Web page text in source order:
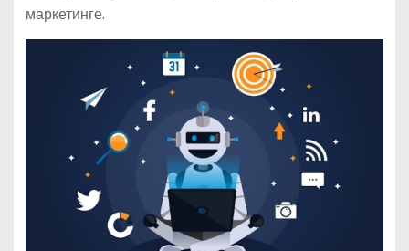
маркетинге.